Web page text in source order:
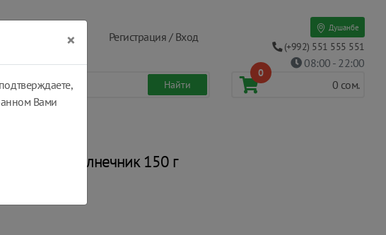
Регистрация / Вход
Душанбе
(+992) 551 555 551
08:00 - 22:00
0
0 сом.
г
подсолнечник 150 г
×
Вами